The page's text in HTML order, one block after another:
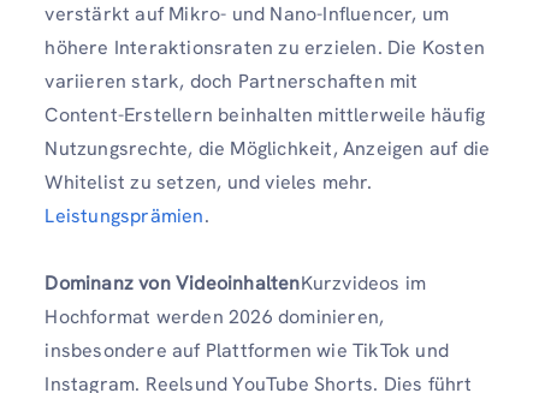
verstärkt auf Mikro- und Nano-Influencer, um
höhere Interaktionsraten zu erzielen. Die Kosten
variieren stark, doch Partnerschaften mit
Content-Erstellern beinhalten mittlerweile häufig
Nutzungsrechte, die Möglichkeit, Anzeigen auf die
Whitelist zu setzen, und vieles mehr.
Leistungsprämien.
Dominanz von VideoinhaltenKurzvideos im
Hochformat werden 2026 dominieren,
insbesondere auf Plattformen wie TikTok und
Instagram. Reelsund YouTube Shorts. Dies führt